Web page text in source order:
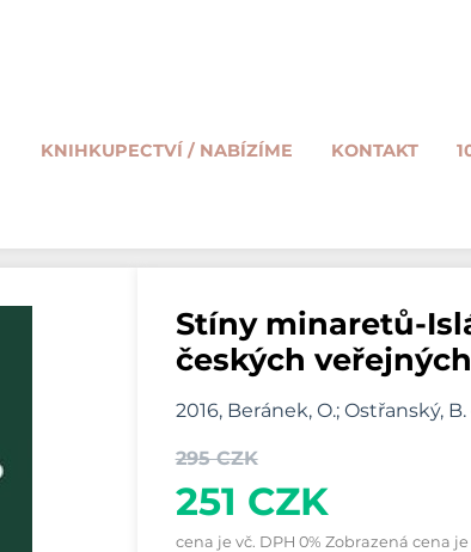
KNIHKUPECTVÍ / NABÍZÍME KONTAKT
Stíny minaretů-
českých
2016, Beránek, O.; Ostřanský,
295 CZK
251 CZK
cena je vč. DPH 0% Zobrazená cena je